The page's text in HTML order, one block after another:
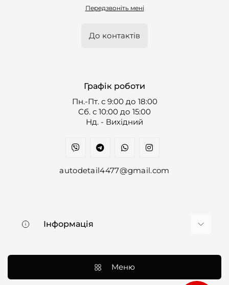
Передзвоніть мені
До контактів
Графік роботи
Пн.-Пт. с 9:00 до 18:00
Cб. с 10:00 до 15:00
Нд. - Вихідний
autodetail4477@gmail.com
Інформація
Контакти
Меню